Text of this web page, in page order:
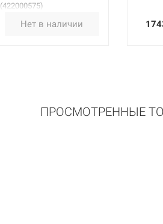
(422000575)
Нет в наличии
ПРОСМОТРЕННЫЕ